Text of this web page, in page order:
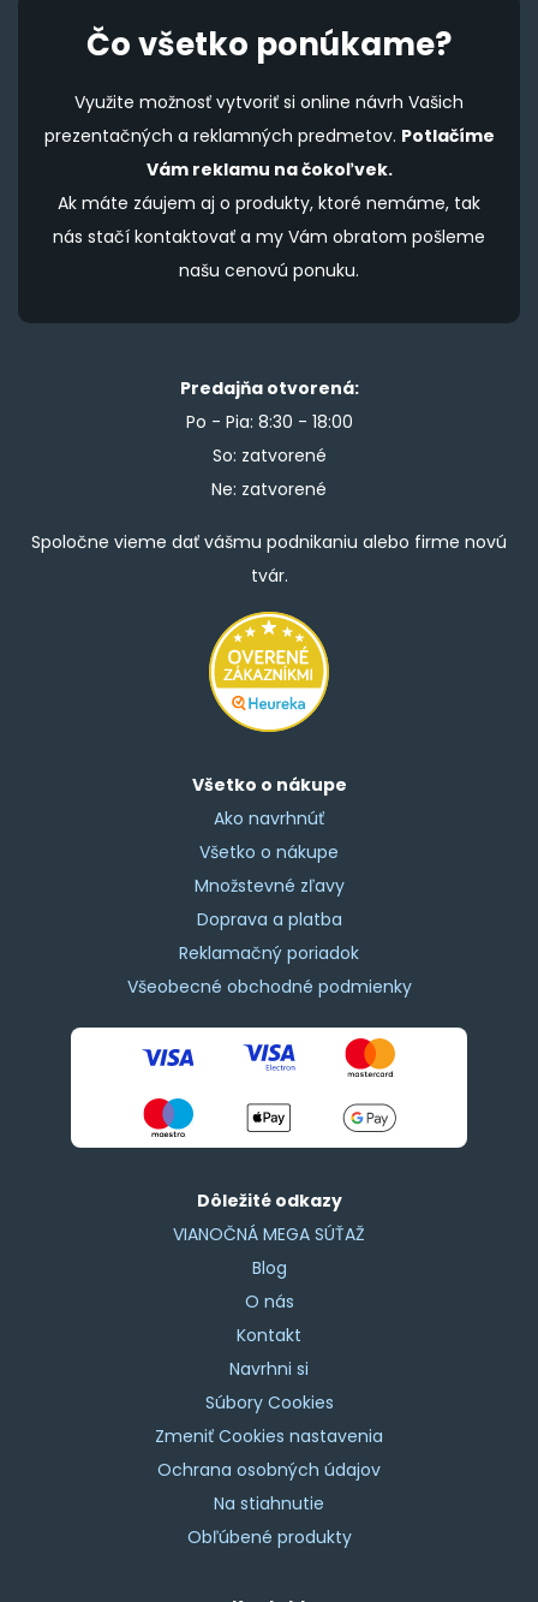
Čo všetko ponúkame?
Využite možnosť vytvoriť si online návrh Vašich
prezentačných a reklamných predmetov. Potlačíme
Vám reklamu na čokoľvek.
Ak máte záujem aj o produkty, ktoré nemáme, tak
nás stačí kontaktovať a my Vám obratom pošleme
našu cenovú ponuku.
Predajňa otvorená:
Po - Pia: 8:30 - 18:00
So: zatvorené
Ne: zatvorené
Spoločne vieme dať vášmu podnikaniu alebo firme novú
tvár.
Všetko o nákupe
Ako navrhnúť
Všetko o nákupe
Množstevné zľavy
Doprava a platba
Reklamačný poriadok
Všeobecné obchodné podmienky
Dôležité odkazy
VIANOČNÁ MEGA SÚŤAŽ
Blog
O nás
Kontakt
Navrhni si
Súbory Cookies
Zmeniť Cookies nastavenia
Ochrana osobných údajov
Na stiahnutie
Obľúbené produkty